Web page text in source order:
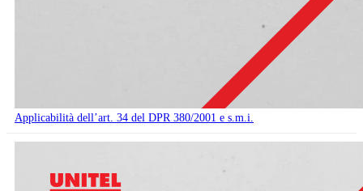
Applicabilità dell’art. 34 del DPR 380/2001 e s.m.i.